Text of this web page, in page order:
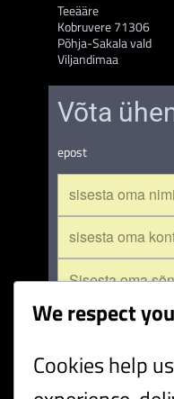
Teeääre
Kobruvere 71306
Põhja-Sakala vald
Viljandimaa
Võta
epost
saada
We respect
Cookies help